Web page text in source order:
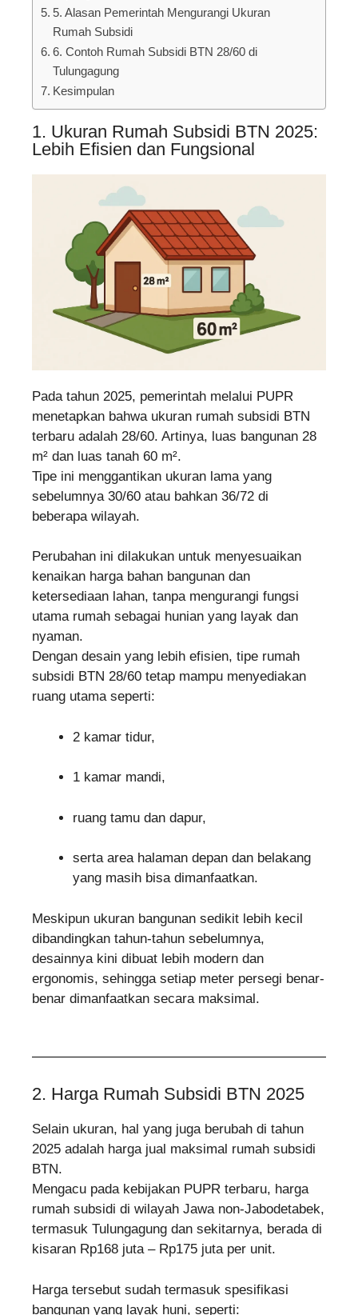
5. Alasan Pemerintah Mengurangi Ukuran
Rumah Subsidi
6. Contoh Rumah Subsidi BTN 28/60 di
Tulungagung
Kesimpulan
1. Ukuran Rumah Subsidi BTN 2025:
Lebih Efisien dan Fungsional
Pada tahun 2025, pemerintah melalui PUPR
menetapkan bahwa ukuran rumah subsidi BTN
terbaru adalah 28/60. Artinya, luas bangunan 28
m² dan luas tanah 60 m².
Tipe ini menggantikan ukuran lama yang
sebelumnya 30/60 atau bahkan 36/72 di
beberapa wilayah.
Perubahan ini dilakukan untuk menyesuaikan
kenaikan harga bahan bangunan dan
ketersediaan lahan, tanpa mengurangi fungsi
utama rumah sebagai hunian yang layak dan
nyaman.
Dengan desain yang lebih efisien, tipe rumah
subsidi BTN 28/60 tetap mampu menyediakan
ruang utama seperti:
2 kamar tidur,
1 kamar mandi,
ruang tamu dan dapur,
serta area halaman depan dan belakang
yang masih bisa dimanfaatkan.
Meskipun ukuran bangunan sedikit lebih kecil
dibandingkan tahun-tahun sebelumnya,
desainnya kini dibuat lebih modern dan
ergonomis, sehingga setiap meter persegi benar-
benar dimanfaatkan secara maksimal.
2. Harga Rumah Subsidi BTN 2025
Selain ukuran, hal yang juga berubah di tahun
2025 adalah harga jual maksimal rumah subsidi
BTN.
Mengacu pada kebijakan PUPR terbaru, harga
rumah subsidi di wilayah Jawa non-Jabodetabek,
termasuk Tulungagung dan sekitarnya, berada di
kisaran Rp168 juta – Rp175 juta per unit.
Harga tersebut sudah termasuk spesifikasi
bangunan yang layak huni, seperti: